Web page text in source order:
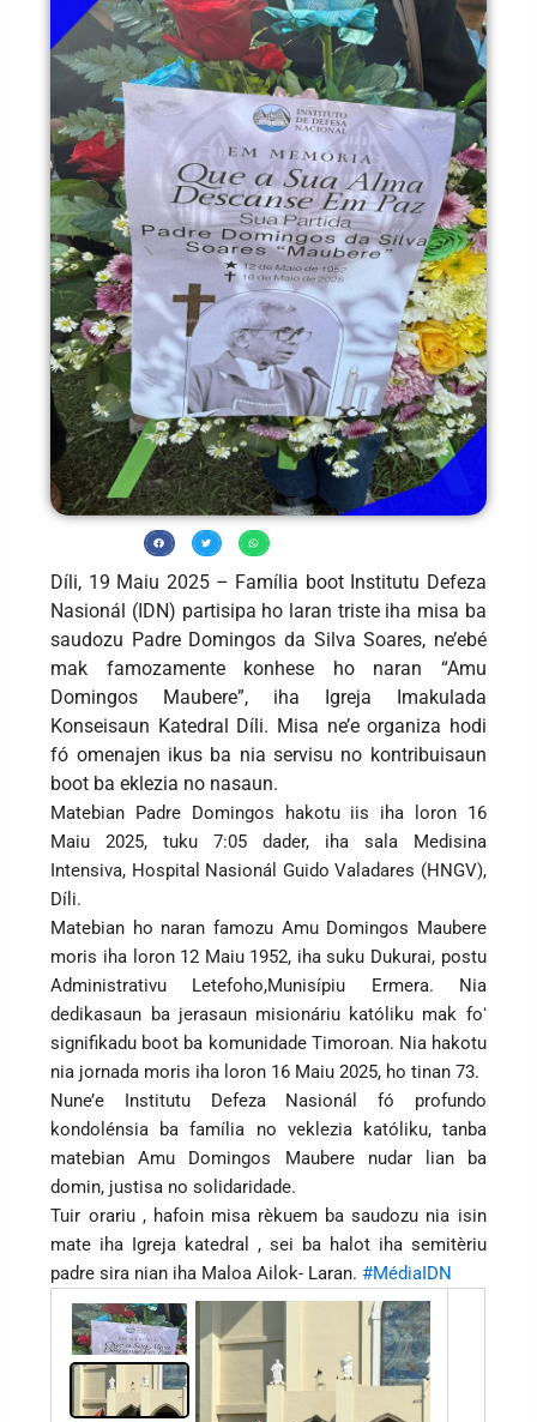
Díli, 19 Maiu 2025 – Família boot Institutu Defeza
Nasionál (IDN) partisipa ho laran triste iha misa ba
saudozu Padre Domingos da Silva Soares, ne’ebé
mak famozamente konhese ho naran “Amu
Domingos Maubere”, iha Igreja Imakulada
Konseisaun Katedral Díli. Misa ne’e organiza hodi
fó omenajen ikus ba nia servisu no kontribuisaun
boot ba eklezia no nasaun.
Matebian Padre Domingos hakotu iis iha loron 16
Maiu 2025, tuku 7:05 dader, iha sala Medisina
Intensiva, Hospital Nasionál Guido Valadares (HNGV),
Díli.
Matebian ho naran famozu Amu Domingos Maubere
moris iha loron 12 Maiu 1952, iha suku Dukurai, postu
Administrativu Letefoho,Munisípiu Ermera. Nia
dedikasaun ba jerasaun misionáriu katóliku mak foʻ
signifikadu boot ba komunidade Timoroan. Nia hakotu
nia jornada moris iha loron 16 Maiu 2025, ho tinan 73.
Nune’e Institutu Defeza Nasionál fó profundo
kondolénsia ba família no veklezia katóliku, tanba
matebian Amu Domingos Maubere nudar lian ba
domin, justisa no solidaridade.
Tuir orariu , hafoin misa rèkuem ba saudozu nia isin
mate iha Igreja katedral , sei ba halot iha semitèriu
padre sira nian iha Maloa Ailok- Laran.#MédiaIDN